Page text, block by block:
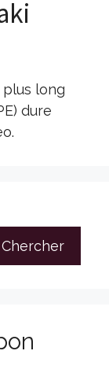
long
dure
Chercher